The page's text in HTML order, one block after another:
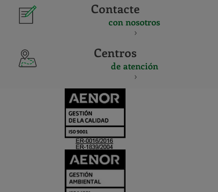
Contacte
con nosotros
Centros
de atención
Y